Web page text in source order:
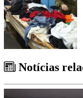
Notícias